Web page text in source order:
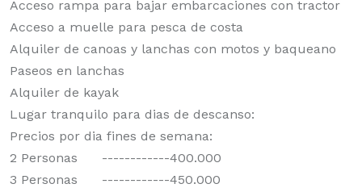
Acceso rampa para bajar embarcaciones con tractor
Acceso a muelle para pesca de costa
Alquiler de canoas y lanchas con motos y baqueano
Paseos en lanchas
Alquiler de kayak
Lugar tranquilo para dias de descanso:
Precios por dia fines de semana:
2 Personas ------------400.000
3 Personas ------------450.000